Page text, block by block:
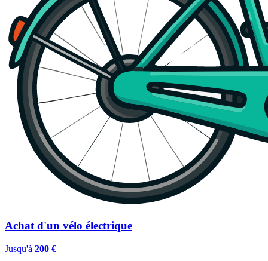
Achat d'un vélo électrique
Jusqu'à 200 €